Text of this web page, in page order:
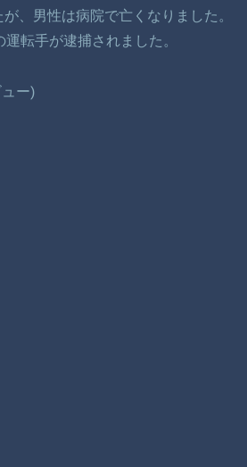
、男性は病院で亡くなりました。
転手が逮捕されました。
ー)